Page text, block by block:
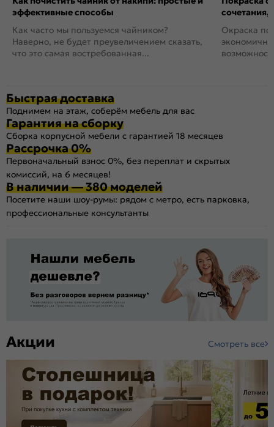
эффективные способы
Как часто мы пользуемся чайником?
Наверно, не будет преувеличением сказать,
что это самая востребованная...
сочетания,
Окраска
Быстрая доставка
Поднимем на этаж, соберём мебель для вас
Гарантия на сборку
Сборка корпусной мебели с гарантией 18 месяцев
Рассрочка 0%
Первоначальный взнос 0%, без переплат и скрытых
комиссий, на 6 месяцев!
В наличии — 380 моделей
Посетите наши шоу-румы: рядом с метро, есть парковка,
профессиональные консультанты
Акции Смотреть все